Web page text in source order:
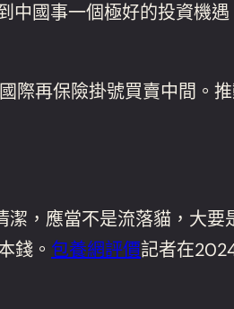
中國事一個極好的投資機
再保險掛號買賣中間。
應當不是流落貓，大要
錢。 包養網評價記者在